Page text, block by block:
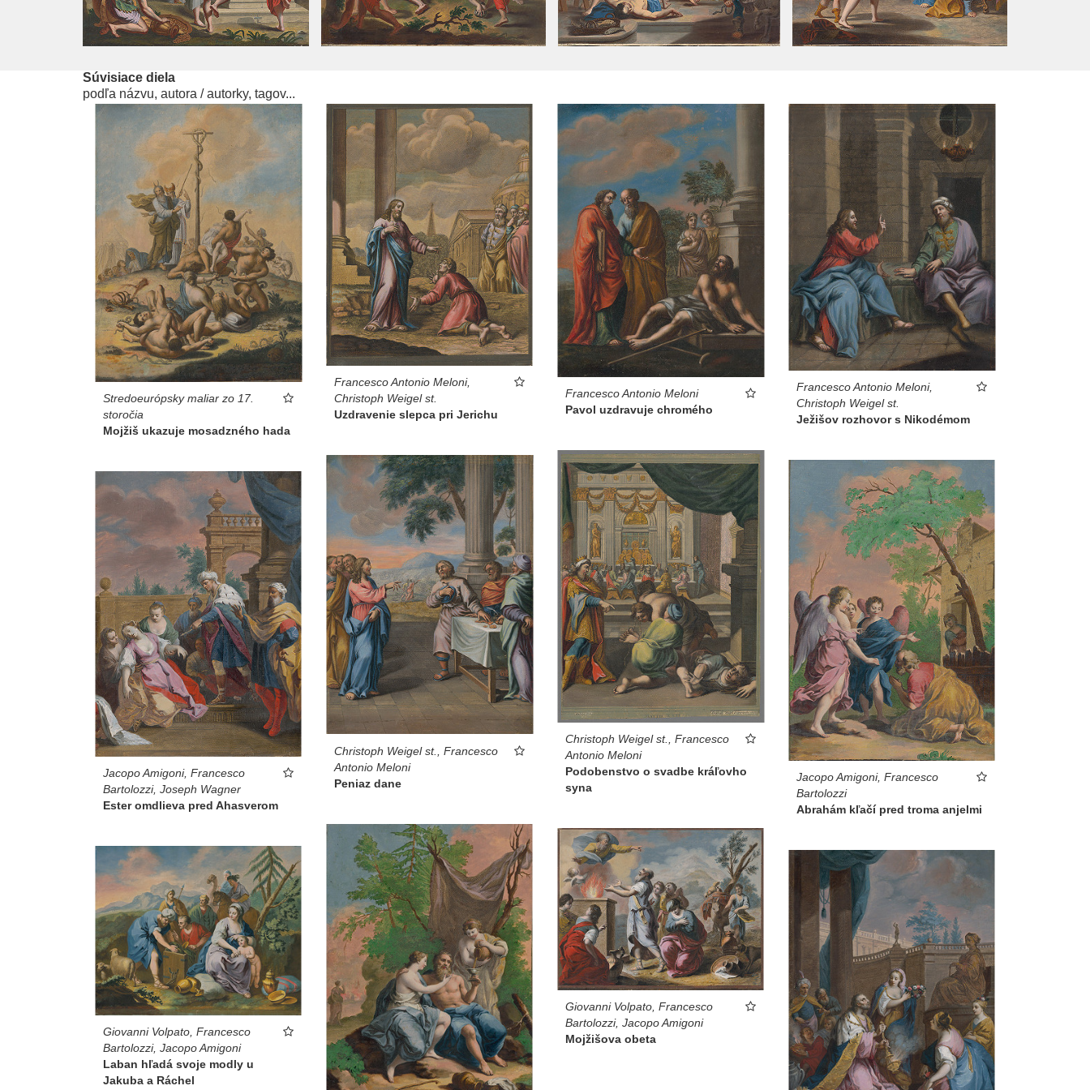
Súvisiace diela
podľa názvu, autora / autorky, tagov...
Stredoeurópsky maliar zo 17.
storočia
Mojžiš ukazuje mosadzného hada
Francesco Antonio Meloni,
Christoph Weigel st.
Uzdravenie slepca pri Jerichu
Francesco Antonio Meloni
Pavol uzdravuje chromého
Francesco Antonio Meloni,
Christoph Weigel st.
Ježišov rozhovor s Nikodémom
Christoph Weigel st., Francesco
Antonio Meloni
Podobenstvo o svadbe kráľovho
syna
Christoph Weigel st., Francesco
Antonio Meloni
Peniaz dane
Jacopo Amigoni, Francesco
Bartolozzi
Abrahám kľačí pred troma anjelmi
Jacopo Amigoni, Francesco
Bartolozzi, Joseph Wagner
Ester omdlieva pred Ahasverom
Giovanni Volpato, Francesco
Bartolozzi, Jacopo Amigoni
Mojžišova obeta
Giovanni Volpato, Francesco
Bartolozzi, Jacopo Amigoni
Laban hľadá svoje modly u
Jakuba a Ráchel